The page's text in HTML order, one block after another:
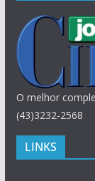
O melhor
(43)3232-2568
LINKS